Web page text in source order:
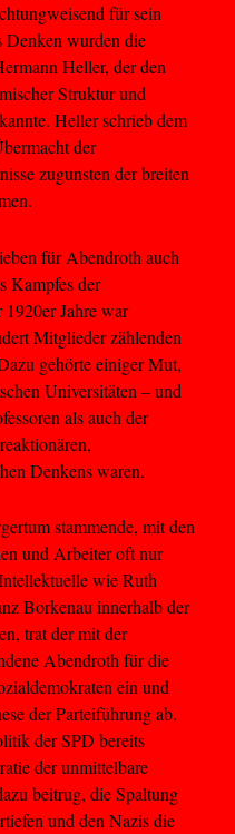
für sein
Denken wurden die
Heller, der den
Struktur und
Heller schrieb dem
der
zugunsten der breiten
für Abendroth auch
Kampfes der
Jahre war
Mitglieder zählenden
gehörte einiger Mut,
Universitäten – und
als auch der
Denkens waren.
stammende, mit den
und Arbeiter oft nur
wie Ruth
Borkenau innerhalb der
trat der mit der
Abendroth für die
ein und
der Parteiführung ab.
der SPD bereits
der unmittelbare
beitrug, die Spaltung
und den Nazis die